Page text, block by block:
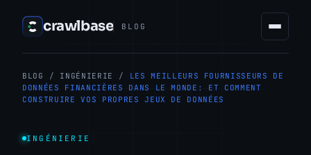
crawlbase BLOG
BLOG / INGÉNIERIE /
LES MEILLEURS FOURNISSEURS DE
DONNÉES FINANCIÈRES DANS LE MONDE: ET COMMENT
CONSTRUIRE VOS PROPRES JEUX DE DONNÉES
INGÉNIERIE